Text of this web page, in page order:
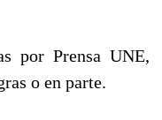
por Prensa UNE,
o en parte.